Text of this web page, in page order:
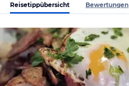
Reisetippübersicht Bewertungen